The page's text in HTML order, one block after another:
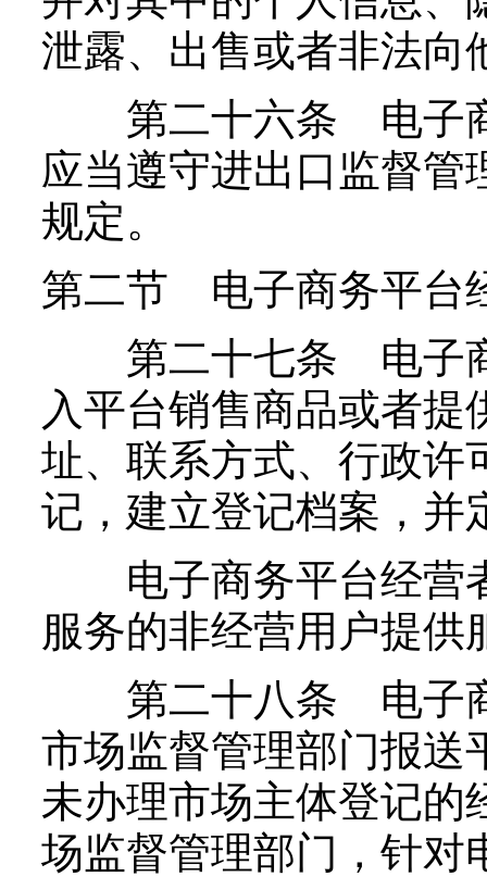
泄露、出售或者非法向
第二十六条 电子商
应当遵守进出口监督管
规定。
第二节 电子商务平台
第二十七条 电子商
入平台销售商品或者
址、联系方式、行政许
记，建立登记档案，并
电子商务平台经营
服务的非经营用户提供
第二十八条 电子商
市场监督管理部门报送
未办理市场主体登记的
场监督管理部门，针对